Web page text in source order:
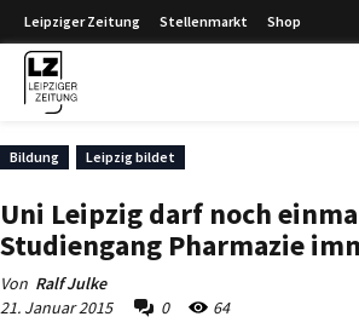
Leipziger Zeitung Stellenmarkt Shop
Bildung Leipzig bildet
Uni Leipzig darf noch
Studiengang Pharmazie
Von Ralf Julke
21. Januar 2015
0 64